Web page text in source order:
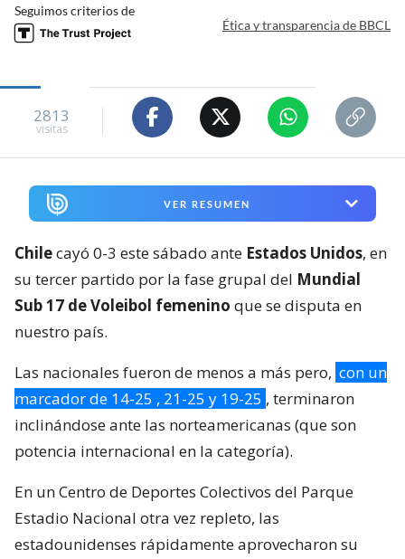
Seguimos criterios de
Ética y transparencia de BBCL
2813
visitas
VER RESUMEN
Chilecayó 0-3 este sábado ante Estados Unidos, en
su tercer partido por la fase grupal del Mundial
Sub 17 de Voleibol femenino que se disputa en
nuestro país.
Las nacionales fueron de menos a más pero, con un
marcador de 14-25 , 21-25 y 19-25 , terminaron
inclinándose ante las norteamericanas (que son
potencia internacional en la categoría).
En un Centro de Deportes Colectivos del Parque
Estadio Nacional otra vez repleto, las
estadounidenses rápidamente aprovecharon su